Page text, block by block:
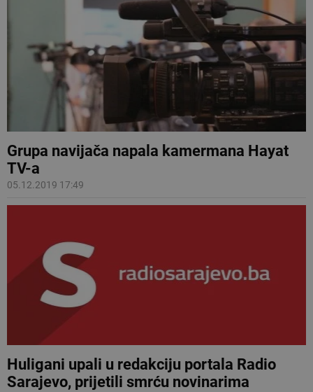
Grupa navijača napala kamermana Hayat
TV-a
05.12.2019 17:49
Huligani upali u redakciju portala Radio
Sarajevo, prijetili smrću novinarima